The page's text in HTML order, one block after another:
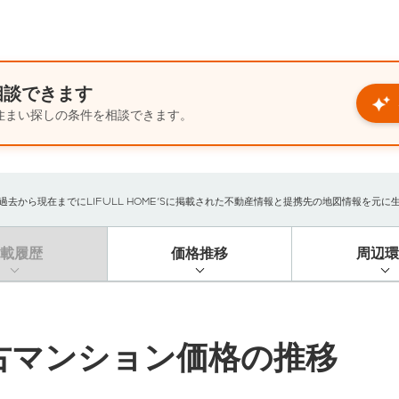
できます
い探しの条件を相談できます。
去から現在までにLIFULL HOME'Sに掲載された不動産情報と提携先の地図情報を元
履歴 価格推移 周辺
マンション価格の推移